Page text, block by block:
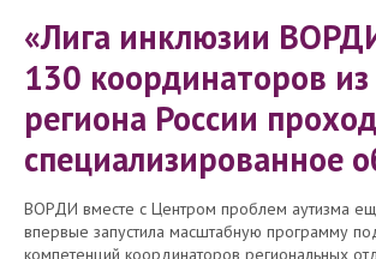
«Лига инклюзии
130 координаторов
региона России
специализированное
ВОРДИ вместе с Центром проблем аутизма
впервые запустила масштабную программу
компетенций координаторов региональных